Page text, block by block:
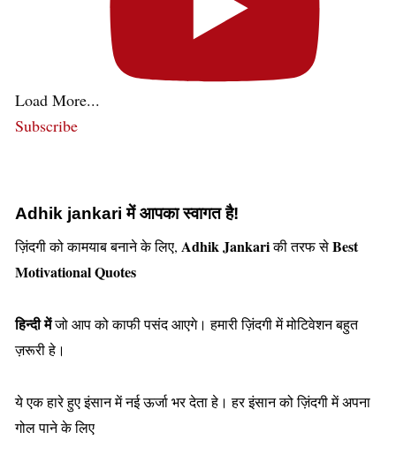
Load More...
Subscribe
Adhik jankari में आपका स्वागत है!
ज़िंदगी को कामयाब बनाने के लिए, Adhik Jankariकी तरफ सेBest
Motivational Quotes
हिन्दी मेंजो आप को काफी पसंद आएगे। हमारी ज़िंदगी में मोटिवेशन बहुत
ज़रूरी हे।
ये एक हारे हुए इंसान में नई ऊर्जा भर देता हे। हर इंसान को ज़िंदगी में अपना
गोल पाने के लिए